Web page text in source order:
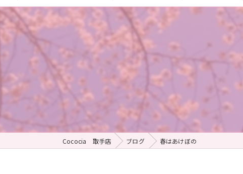
ボディ
バスト
フェイシャル
小顔
美容
Cococia 取手店 ブログ 春はあけぼの